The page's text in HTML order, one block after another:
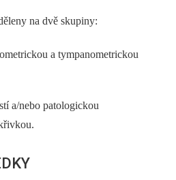
na dvě skupiny:
a tympanometrickou
a/nebo patologickou